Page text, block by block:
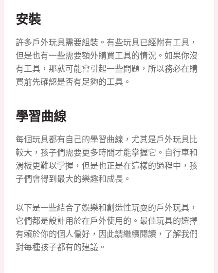
安裝
許多戶外玩具需要組裝。有些玩具已經附有工具，
但是也有一些需要額外購買工具的情況。如果你沒
有工具，那就可能會引起一些問題，所以務必在購
買前先確認是否有足夠的工具。
學習曲線
每個玩具都有自己的學習曲線，尤其是戶外玩具比
較大，孩子們需要更多時間才能掌握它。自行車和
滑板更難以掌握，但是也正是在這樣的過程中，孩
子們會得到最大的樂趣和成長。
以下是一些結合了娛樂和創造性玩耍的戶外玩具，
它們都是設計用於在戶外使用的。最佳玩具的選擇
有賴於你的個人偏好，因此請繼續閱讀，了解我們
對每種孩子都有的建議。